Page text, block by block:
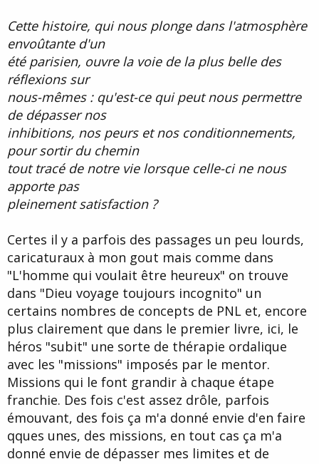
Cette histoire, qui nous plonge dans l'atmosphère
envoûtante d'un
été parisien, ouvre la voie de la plus belle des
réflexions sur
nous-mêmes : qu'est-ce qui peut nous permettre
de dépasser nos
inhibitions, nos peurs et nos conditionnements,
pour sortir du chemin
tout tracé de notre vie lorsque celle-ci ne nous
apporte pas
pleinement satisfaction ?
Certes il y a parfois des passages un peu lourds,
caricaturaux à mon gout mais comme dans
"L'homme qui voulait être heureux" on trouve
dans "Dieu voyage toujours incognito" un
certains nombres de concepts de PNL et, encore
plus clairement que dans le premier livre, ici, le
héros "subit" une sorte de thérapie ordalique
avec les "missions" imposés par le mentor.
Missions qui le font grandir à chaque étape
franchie. Des fois c'est assez drôle, parfois
émouvant, des fois ça m'a donné envie d'en faire
qques unes, des missions, en tout cas ça m'a
donné envie de dépasser mes limites et de